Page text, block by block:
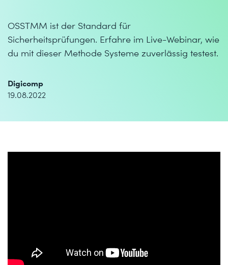
OSSTMM ist der Standard für
Sicherheitsprüfungen. Erfahre im Live-Webinar, wie
du mit dieser Methode Systeme zuverlässig testest.
Digicomp
19.08.2022